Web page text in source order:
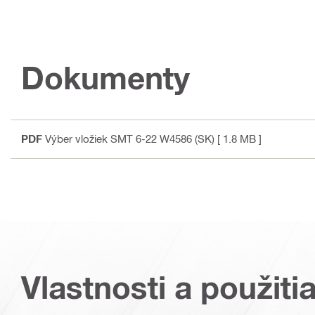
Dokumenty
PDF Výber vložiek SMT 6-22 W4586 (SK) [ 1.8 MB ]
Vlastnosti a